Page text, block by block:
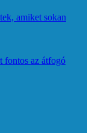
amiket sokan
fontos az átfogó